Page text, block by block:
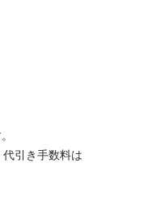
引き手数料は